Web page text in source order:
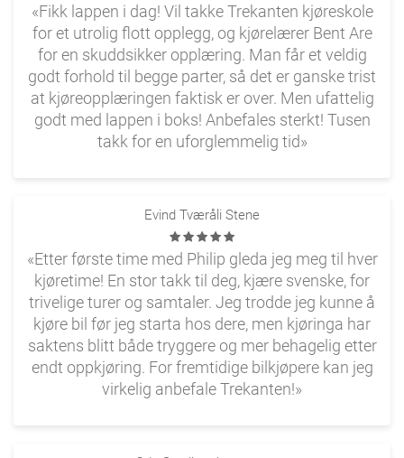
«Fikk lappen i dag! Vil takke Trekanten kjøreskole
for et utrolig flott opplegg, og kjørelærer Bent Are
for en skuddsikker opplæring. Man får et veldig
godt forhold til begge parter, så det er ganske trist
at kjøreopplæringen faktisk er over. Men ufattelig
godt med lappen i boks! Anbefales sterkt! Tusen
takk for en uforglemmelig tid»
Evind Tværåli Stene
«Etter første time med Philip gleda jeg meg til hver
kjøretime! En stor takk til deg, kjære svenske, for
trivelige turer og samtaler. Jeg trodde jeg kunne å
kjøre bil før jeg starta hos dere, men kjøringa har
saktens blitt både tryggere og mer behagelig etter
endt oppkjøring. For fremtidige bilkjøpere kan jeg
virkelig anbefale Trekanten!»